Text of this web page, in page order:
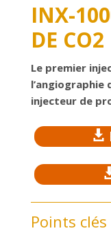
INX-
DE CO2
Le premier
injecteur de

Points